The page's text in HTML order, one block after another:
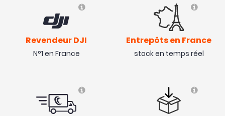
Revendeur DJI
N°1 en France
Entrepôts en France
stock en temps réel